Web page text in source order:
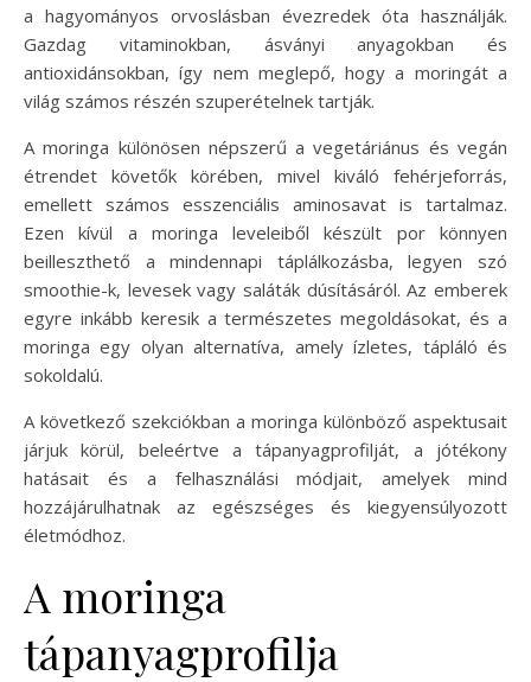
a hagyományos orvoslásban évezredek óta használják.
Gazdag vitaminokban, ásványi anyagokban és
antioxidánsokban, így nem meglepő, hogy a moringát a
világ számos részén szuperételnek tartják.
A moringa különösen népszerű a vegetáriánus és vegán
étrendet követők körében, mivel kiváló fehérjeforrás,
emellett számos esszenciális aminosavat is tartalmaz.
Ezen kívül a moringa leveleiből készült por könnyen
beilleszthető a mindennapi táplálkozásba, legyen szó
smoothie-k, levesek vagy saláták dúsításáról. Az emberek
egyre inkább keresik a természetes megoldásokat, és a
moringa egy olyan alternatíva, amely ízletes, tápláló és
sokoldalú.
A következő szekciókban a moringa különböző aspektusait
járjuk körül, beleértve a tápanyagprofilját, a jótékony
hatásait és a felhasználási módjait, amelyek mind
hozzájárulhatnak az egészséges és kiegyensúlyozott
életmódhoz.
A moringa
tápanyagprofilja